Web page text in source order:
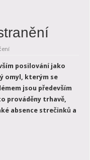
posilování jako
omyl, kterým se
jsou především
prováděny trhavě,
absence strečinků a